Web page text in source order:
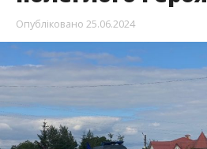
Опубліковано 25.06.2024